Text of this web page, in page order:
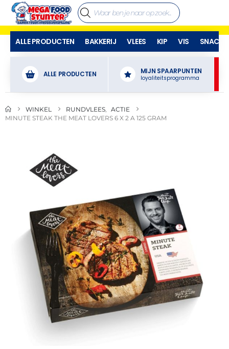
ALLE PRODUCTEN BAKKERIJ VLEES KIP VIS SNACKS
ALLE PRODUCTEN MIJN SPAARPUNTEN
loyaliteitsprogramma
WINKEL RUNDVLEES
ACTIE
MINUTE STEAK THE MEAT LOVERS 6 X 2 A 125 GRAM